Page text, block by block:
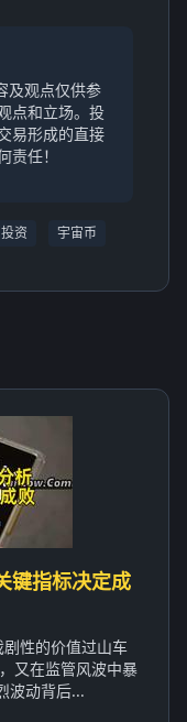
及观点仅供参
点和立场。投
易形成的直接
任！
资 宇宙币
键指标决定成
性的价值过山车
又在监管风波中暴
波动背后...